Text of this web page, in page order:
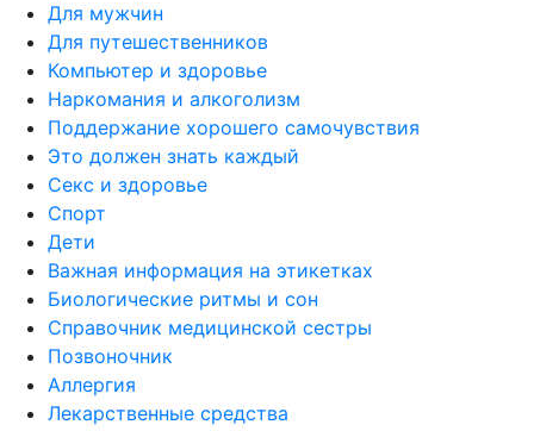
Для мужчин
Для путешественников
Компьютер и здоровье
Наркомания и алкоголизм
Поддержание хорошего самочувствия
Это должен знать каждый
Секс и здоровье
Спорт
Дети
Важная информация на этикетках
Биологические ритмы и сон
Справочник медицинской сестры
Позвоночник
Аллергия
Лекарственные средства